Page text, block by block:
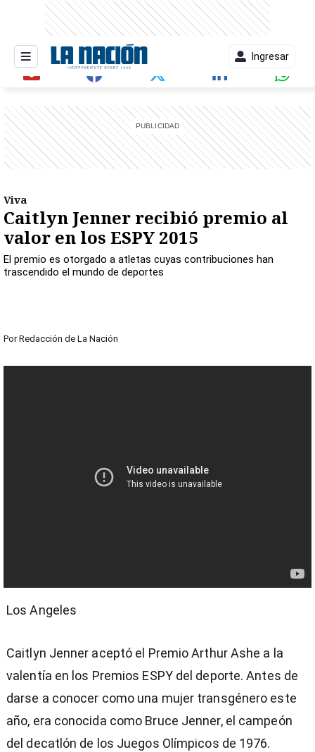
Ingresar
Viva
Caitlyn Jenner recibió premio al
valor en los ESPY 2015
El premio es otorgado a atletas cuyas contribuciones han
trascendido el mundo de deportes
Por Redacción de La Nación
Los Angeles
Caitlyn Jenner aceptó el Premio Arthur Ashe a la
valentía en los Premios ESPY del deporte. Antes de
darse a conocer como una mujer transgénero este
año, era conocida como Bruce Jenner, el campeón
del decatlón de los Juegos Olímpicos de 1976.